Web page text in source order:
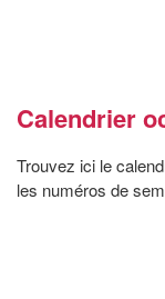
Calendrier
Trouvez ici le
les numéros de